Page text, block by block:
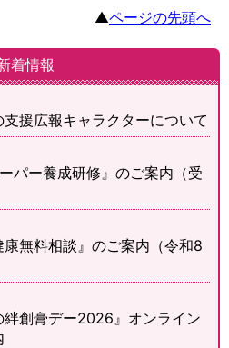
▲ページの先頭へ
着情報
援広報キャラクターについて
パー養成研修』のご案内（受
康無料相談』のご案内（令和8
絆創膏デー2026』オンライン